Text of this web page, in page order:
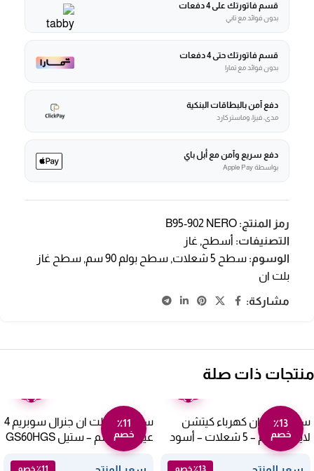
قسم فاتورتك على 4 دفعات
بدون فوائد مع تابي
قسم فاتورتك حتى 4 دفعات
بدون فوائد مع تمارا
دفع آمن بالبطاقات البنكية
مدى، فيزا، وماستركارد
دفع سريع وآمن مع أبل باي
بواسطة Apple Pay
رمز المنتج: B95-902 NERO
التصنيفات: أسطح , غاز
الوسوم: سطح 5 شعلات , سطح بولم 90 سم , سطح غاز
بلت ان
مشاركة:
منتجات ذات صلة
٪13
خصم
سطح بلت ان كهرباء كيتشن
لاين 90 سم – 5 شعلات – أسود
ZP.VT05N-KL
٪13 خصم
٪11
خصم
سطح غاز بلت ان جنرال سوبريم 4
عين – 60 سم – ستيل GS60HGS
٪11 خصم